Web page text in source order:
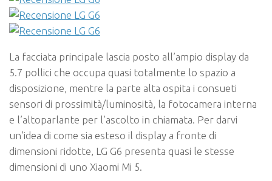
La facciata principale lascia posto all’ampio display da
5.7 pollici che occupa quasi totalmente lo spazio a
disposizione, mentre la parte alta ospita i consueti
sensori di prossimità/luminosità, la fotocamera interna
e l’altoparlante per l’ascolto in chiamata. Per darvi
un’idea di come sia esteso il display a fronte di
dimensioni ridotte, LG G6 presenta quasi le stesse
dimensioni di uno Xiaomi Mi 5.